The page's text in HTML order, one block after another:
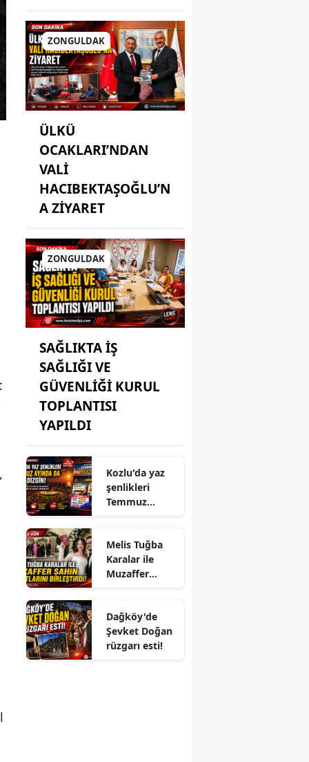
ZONGULDAK
ÜLKÜ
OCAKLARI’NDAN
VALİ
HACIBEKTAŞOĞLU’N
A ZİYARET
ZONGULDAK
SAĞLIKTA İŞ
SAĞLIĞI VE
GÜVENLİĞİ KURUL
TOPLANTISI
YAPILDI
Kozlu'da yaz
şenlikleri
Temmuz
ediyor!
Melis Tuğba
Karalar ile
Muzaffer
Birleştirdi!
Dağköy'de
Şevket Doğan
rüzgarı esti!